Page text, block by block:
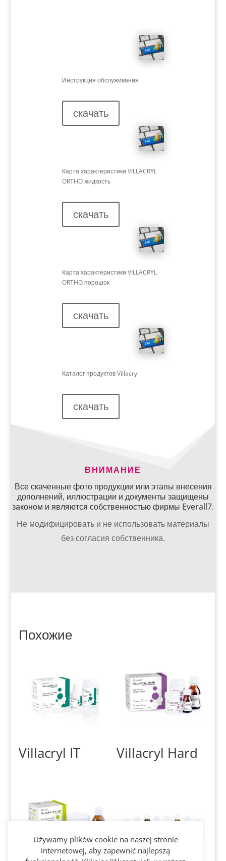
Инструкция обслуживания
скачать
Карта характеристики VILLACRYL
ORTHO жидкость
скачать
Карта характеристики VILLACRYL
ORTHO порошок
скачать
Каталог продуктов Villacryl
скачать
ВНИМАНИЕ
Все скаченные фото продукции или этапы внесения
дополнений, иллюстрации и документы защищены
законом и являются собственностью фирмы Everall7.
Не модифицировать и не использовать материалы
без согласия собственника.
Похожие
Villacryl IT Villacryl Hard
Używamy plików cookie na naszej stronie
internetowej, aby zapewnić najlepszą